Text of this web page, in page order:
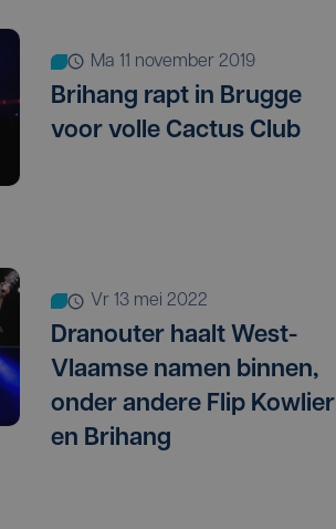
ma 11 november 2019
Brihang rapt in Brugge
voor volle Cactus Club
vr 13 mei 2022
Dranouter haalt West-
Vlaamse namen binnen,
onder andere Flip Kowlier
en Brihang